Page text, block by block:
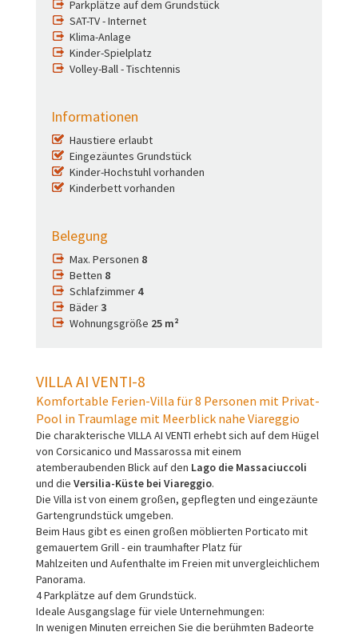
Parkplätze auf dem Grundstück
SAT-TV - Internet
Klima-Anlage
Kinder-Spielplatz
Volley-Ball - Tischtennis
Informationen
Haustiere erlaubt
Eingezäuntes Grundstück
Kinder-Hochstuhl vorhanden
Kinderbett vorhanden
Belegung
Max. Personen 8
Betten 8
Schlafzimmer 4
Bäder3
Wohnungsgröße 25 m²
VILLA AI VENTI-8
Komfortable Ferien-Villa für 8 Personen mit Privat-
Pool in Traumlage mit Meerblick nahe Viareggio
Die charakterische VILLA AI VENTI erhebt sich auf dem Hügel
von Corsicanico und Massarossa mit einem
atemberaubenden Blick auf den Lago die Massaciuccoli
und die Versilia-Küste bei Viareggio.
Die Villa ist von einem großen, gepflegten und eingezäunte
Gartengrundstück umgeben.
Beim Haus gibt es einen großen möblierten Porticato mit
gemauertem Grill - ein traumhafter Platz für
Mahlzeiten und Aufenthalte im Freien mit unvergleichlichem
Panorama.
4 Parkplätze auf dem Grundstück.
Ideale Ausgangslage für viele Unternehmungen:
In wenigen Minuten erreichen Sie die berühmten Badeorte